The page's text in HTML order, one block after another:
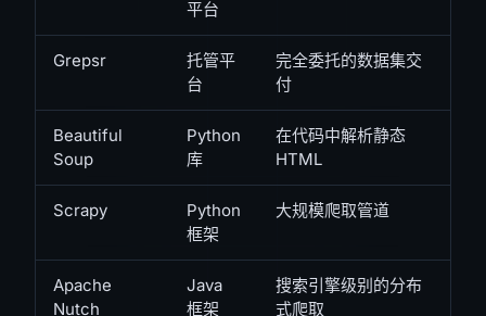
平台
Grepsr
托管平
台
完全委托的数据集交
付
Beautiful
Soup
Python
库
在代码中解析静态
HTML
Scrapy
Python
框架
大规模爬取管道
Apache
Nutch
Java
框架
搜索引擎级别的分布
式爬取